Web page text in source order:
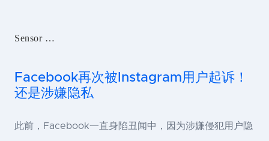
Sensor …
Facebook再次被Instagram用户起诉！
还是涉嫌隐私
此前，Facebook一直身陷丑闻中，因为涉嫌侵犯用户隐